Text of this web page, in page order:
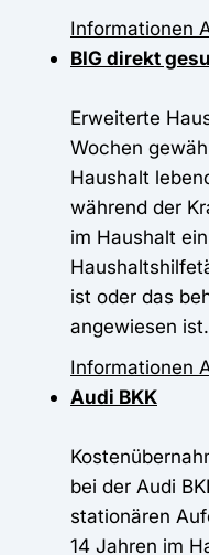
Informationen
BIG direkt
Erweiterte
Wochen
Haushalt
während der
im Haushalt
ist oder das
angewiesen ist.
Informationen
Audi BKK
bei der Audi
stationären
14 Jahren im